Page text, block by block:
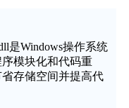
是Windows操作系统
模块化和代码重
存储空间并提高代